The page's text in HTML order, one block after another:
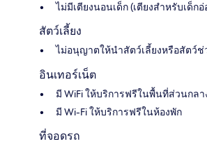
ไม่มีเตียงนอนเด็ก (เตียงสำหรับเด็ก
สัตว์เลี้ยง
ไม่อนุญาตให้นำสัตว์เลี้ยงหรือสัตว์ช่
อินเทอร์เน็ต
มี WiFi ให้บริการฟรีในพื้นที่ส่วนกลา
มี Wi-Fi ให้บริการฟรีในห้องพัก
ที่จอดรถ